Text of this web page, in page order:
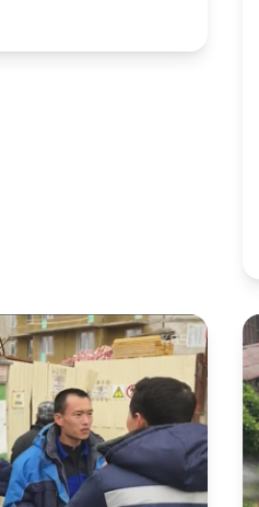
를 하나님의 말씀으